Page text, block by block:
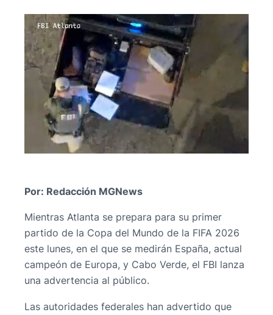
Por: Redacción MGNews
Mientras Atlanta se prepara para su primer
partido de la Copa del Mundo de la FIFA 2026
este lunes, en el que se medirán España, actual
campeón de Europa, y Cabo Verde, el FBI lanza
una advertencia al público.
Las autoridades federales han advertido que